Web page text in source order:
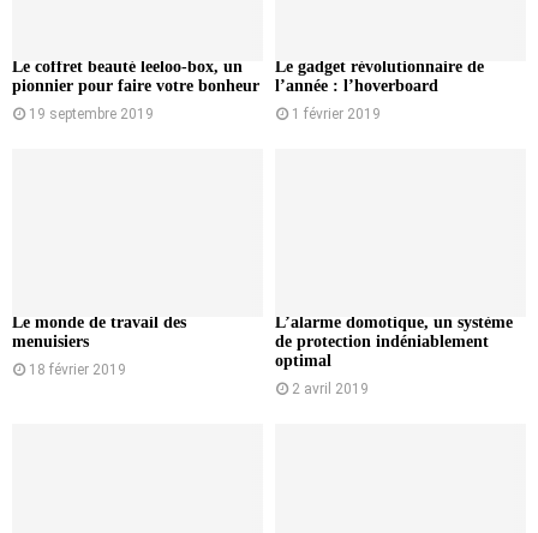
Le coffret beauté leeloo-box, un
pionnier pour faire votre bonheur
19 septembre 2019
Le gadget révolutionnaire de
l’année : l’hoverboard
1 février 2019
Le monde de travail des
menuisiers
18 février 2019
L’alarme domotique, un système
de protection indéniablement
optimal
2 avril 2019